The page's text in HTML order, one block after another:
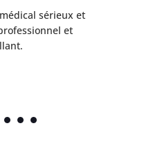
sérieux et
et